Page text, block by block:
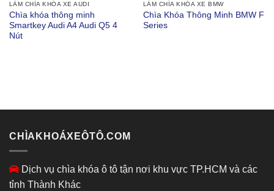
LÀM CHÌA KHÓA XE AUDI
Chìa khóa thông minh
Smartkey Audi A4 Audi Q5 4
Nút
LÀM CHÌA KHÓA XE BMW
Chìa Khóa Thông Minh BMW F
Series
CHÌAKHOÁXEÔTÔ.COM
Dịch vụ chìa khóa ô tô tận nơi khu vực TP.HCM và các
tỉnh Thành Khác